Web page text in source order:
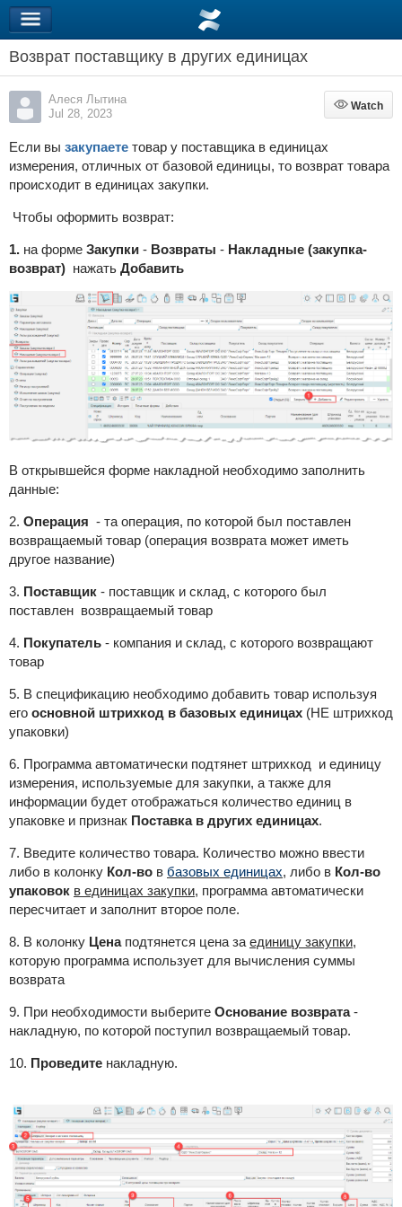
Возврат поставщику в других единицах
Алеся Лытина
Jul 28, 2023
Watch
Watch
Если вы закупаете товар у поставщика в единицах
измерения, отличных от базовой единицы, то возврат товара
происходит в единицах закупки.
Чтобы оформить возврат:
1. на форме Закупки - Возвраты - Накладные (закупка-
возврат) нажать Добавить
В открывшейся форме накладной необходимо заполнить
данные:
2. Операция - та операция, по которой был поставлен
возвращаемый товар (операция возврата может иметь
другое название)
3. Поставщик - поставщик и склад, с которого был
поставлен возвращаемый товар
4. Покупатель - компания и склад, с которого возвращают
товар
5. В спецификацию необходимо добавить товар используя
его основной штрихкод в базовых единицах (НЕ штрихкод
упаковки)
6. Программа автоматически подтянет штрихкод и единицу
измерения, используемые для закупки, а также для
информации будет отображаться количество единиц в
упаковке и признак Поставка в других единицах.
7. Введите количество товара. Количество можно ввести
либо в колонку Кол-во в базовых единицах, либо в Кол-во
упаковок в единицах закупки, программа автоматически
пересчитает и заполнит второе поле.
8. В колонку Ценаподтянется цена за единицу закупки,
которую программа использует для вычисления суммы
возврата
9. При необходимости выберите Основание возврата-
накладную, по которой поступил возвращаемый товар.
10. Проведите накладную.